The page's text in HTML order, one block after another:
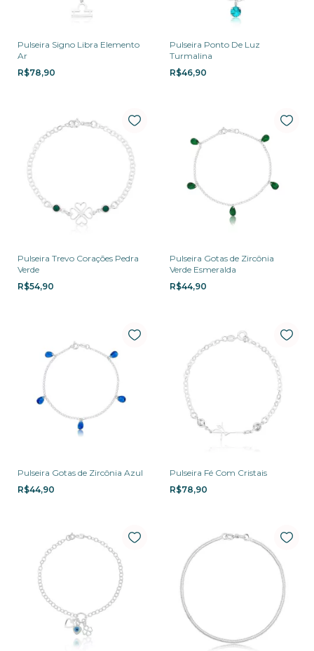
Pulseira Signo Libra Elemento
Ar
R$78,90
Pulseira Ponto De Luz
Turmalina
R$46,90
Pulseira Trevo Corações Pedra
Verde
R$54,90
Pulseira Gotas de Zircônia
Verde Esmeralda
R$44,90
Pulseira Gotas de Zircônia Azul
R$44,90
Pulseira Fé Com Cristais
R$78,90